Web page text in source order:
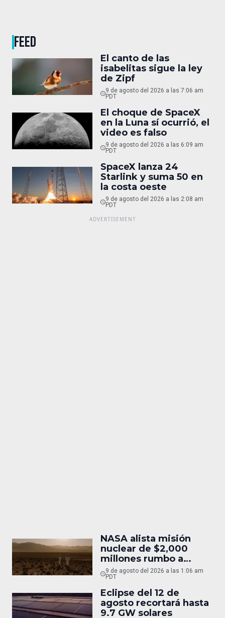
FEED
El canto de las
isabelitas sigue la ley
de Zipf
9 de agosto del 2026 a las 7:06 am
PDT
El choque de SpaceX
en la Luna sí ocurrió, el
video es falso
9 de agosto del 2026 a las 6:09 am
PDT
SpaceX lanza 24
Starlink y suma 50 en
la costa oeste
9 de agosto del 2026 a las 2:08 am
PDT
NASA alista misión
nuclear de $2,000
millones rumbo a
Marte
9 de agosto del 2026 a las 1:06 am
PDT
Eclipse del 12 de
agosto recortará hasta
9.7 GW solares